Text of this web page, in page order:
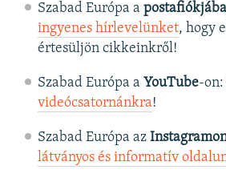
Szabad Európa a
ingyenes hírlevelünket, hogy
értesüljön cikkeinkről!
Szabad Európa a YouTube-on:
videócsatornánkra!
Szabad Európa az
látványos és informatív